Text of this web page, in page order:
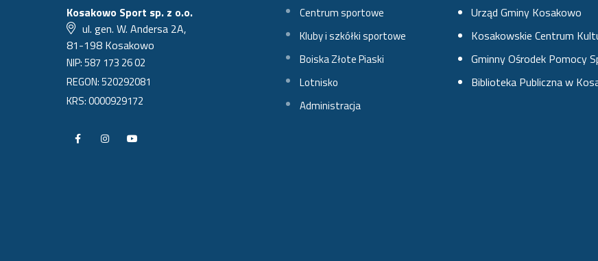
Kosakowo Sport sp. z o.o.
ul. gen. W. Andersa 2A,
81-198 Kosakowo
NIP: 587 173 26 02
REGON: 520292081
KRS: 0000929172
P
P
Centrum sportowe
Kluby i szkółki sportowe
Boiska Złote Piaski
Lotnisko
Administracja
Urząd Gminy Kosakowo
Kosakowskie Centrum
Gminny Ośrodek Pomocy
Biblioteka Publiczna w